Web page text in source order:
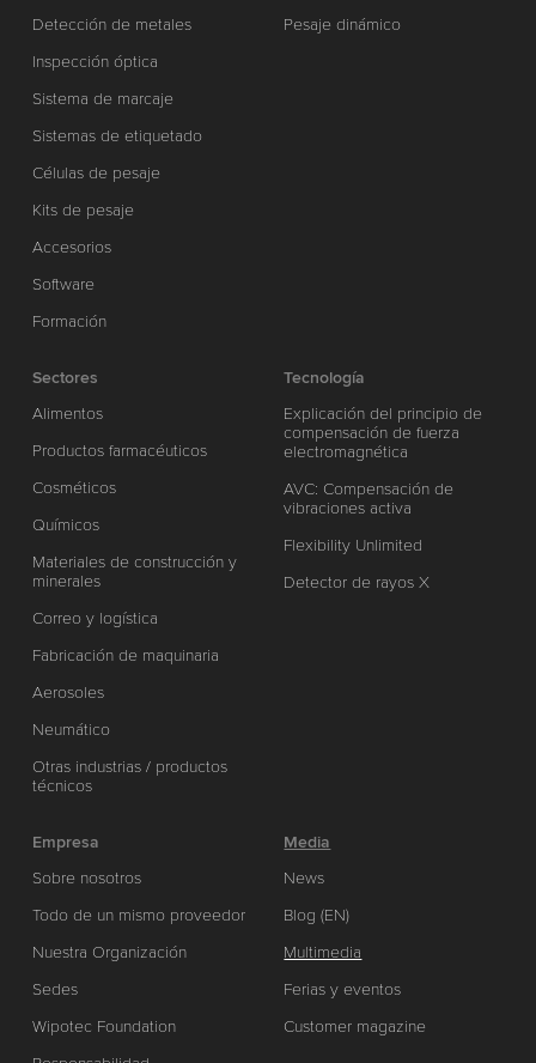
Detección de metales
Inspección óptica
Sistema de marcaje
Sistemas de etiquetado
Células de pesaje
Kits de pesaje
Accesorios
Software
Formación
Pesaje dinámico
Sectores
Alimentos
Productos farmacéuticos
Cosméticos
Químicos
Materiales de construcción y
minerales
Correo y logística
Fabricación de maquinaria
Aerosoles
Neumático
Otras industrias / productos
técnicos
Tecnología
Explicación del principio de
compensación de fuerza
electromagnética
AVC: Compensación de
vibraciones activa
Flexibility Unlimited
Detector de rayos X
Empresa
Sobre nosotros
Todo de un mismo proveedor
Nuestra Organización
Sedes
Wipotec Foundation
Media
News
Blog (EN)
Multimedia
Ferias y eventos
Customer magazine